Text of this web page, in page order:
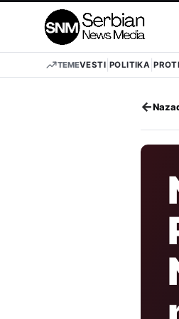
TEMEVESTI POLITIKA
←